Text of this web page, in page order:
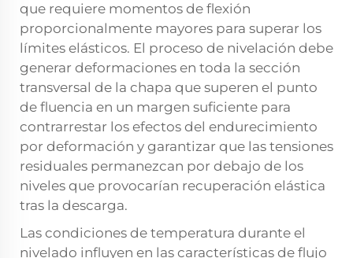
que requiere momentos de flexión
proporcionalmente mayores para superar los
límites elásticos. El proceso de nivelación debe
generar deformaciones en toda la sección
transversal de la chapa que superen el punto
de fluencia en un margen suficiente para
contrarrestar los efectos del endurecimiento
por deformación y garantizar que las tensiones
residuales permanezcan por debajo de los
niveles que provocarían recuperación elástica
tras la descarga.
Las condiciones de temperatura durante el
nivelado influyen en las características de flujo